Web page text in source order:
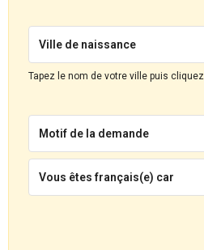
Ville de naissance
Tapez le nom de votre ville puis
Motif de la demande
Vous êtes français(e) car